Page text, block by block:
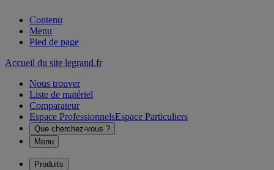
Contenu
Menu
Pied de page
Accueil du site legrand.fr
Nous trouver
Liste de matériel
Comparateur
Espace ProfessionnelsEspace Particuliers
Que cherchez-vous ?
Menu
Produits